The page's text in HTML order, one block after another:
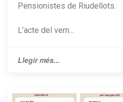
Pensionistes de Riudellots.
L’acte del vern...
Llegir més...